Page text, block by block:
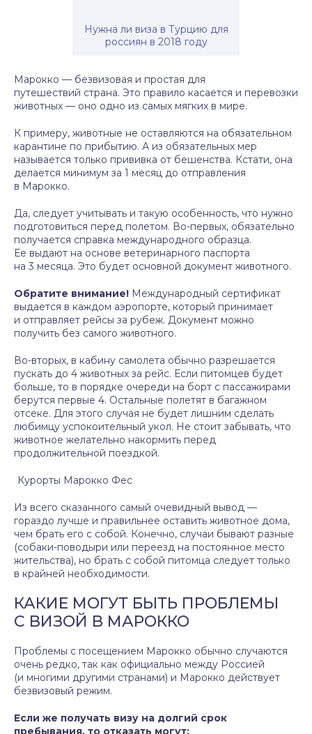
Нужна ли виза в Турцию для
россиян в 2018 году
Марокко — безвизовая и простая для
путешествий страна. Это правило касается и перевозки
животных — оно одно из самых мягких в мире.
К примеру, животные не оставляются на обязательном
карантине по прибытию. А из обязательных мер
называется только прививка от бешенства. Кстати, она
делается минимум за 1 месяц до отправления
в Марокко.
Да, следует учитывать и такую особенность, что нужно
подготовиться перед полетом. Во-первых, обязательно
получается справка международного образца.
Ее выдают на основе ветеринарного паспорта
на 3 месяца. Это будет основной документ животного.
Обратите внимание! Международный сертификат
выдается в каждом аэропорте, который принимает
и отправляет рейсы за рубеж. Документ можно
получить без самого животного.
Во-вторых, в кабину самолета обычно разрешается
пускать до 4 животных за рейс. Если питомцев будет
больше, то в порядке очереди на борт с пассажирами
берутся первые 4. Остальные полетят в багажном
отсеке. Для этого случая не будет лишним сделать
любимцу успокоительный укол. Не стоит забывать, что
животное желательно накормить перед
продолжительной поездкой.
Курорты Марокко Фес
Из всего сказанного самый очевидный вывод —
гораздо лучше и правильнее оставить животное дома,
чем брать его с собой. Конечно, случаи бывают разные
(собаки-поводыри или переезд на постоянное место
жительства), но брать с собой питомца следует только
в крайней необходимости.
КАКИЕ МОГУТ БЫТЬ ПРОБЛЕМЫ
С ВИЗОЙ В МАРОККО
Проблемы с посещением Марокко обычно случаются
очень редко, так как официально между Россией
(и многими другими странами) и Марокко действует
безвизовый режим.
Если же получать визу на долгий срок
пребывания, то отказать могут: